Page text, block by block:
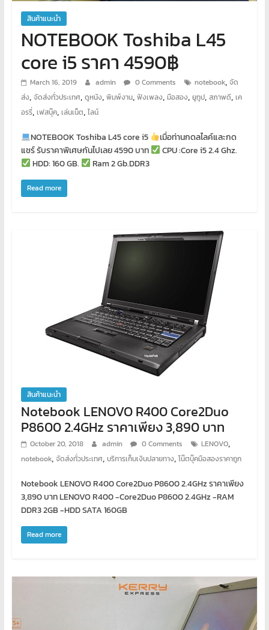
พิเศษ
คอมพิวเตอร์
เว็บไซต์
บริการ
จัด
ทำ
เช่า
โอส
จด
โดเมน
สอน
ถูก
รับ
เขียน
โปรแกรม
ตาม
สอน
พิเศษ
สินค้าแนะนำ
NOTEBOOK Toshiba L45
core i5 ราคา 4590฿
March 16, 2019 admin 0 Comments notebook, จัด
ส่ง, จัดส่งทั่วประเทศ, ดูหนัง, พิมพ์งาน, ฟังเพลง, มือสอง, ยูทูป, สภาพดี, เค
อรรี่, เฟสบุ๊ค, เล่นเน็ต, ไลน์
NOTEBOOK Toshiba L45 core i5
เมื่อท่านกดลไลค์และกด
แชร์ รับราคาพิเศษกันไปเลย 4590 บาท
CPU :Core i5 2.4 Ghz.
HDD: 160 GB.
Ram 2 Gb.DDR3
Read more
สินค้าแนะนำ
Notebook LENOVO R400 Core2Duo
P8600 2.4GHz ราคาเพียง 3,890 บาท
October 20, 2018 admin 0 Comments LENOVO,
notebook, จัดส่งทั่วประเทศ, บริการเก็บเงินปลายทาง, โน๊ตบุ๊คมือสองราคาถูก
Notebook LENOVO R400 Core2Duo P8600 2.4GHz ราคาเพียง
3,890 บาท LENOVO R400 -Core2Duo P8600 2.4GHz -RAM
DDR3 2GB -HDD SATA 160GB
Read more